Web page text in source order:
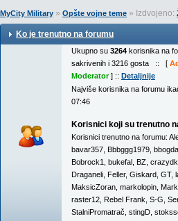
MyCity Military » Opšte vojne teme » Izdvojeno:
Ko je trenutno na forumu
Ukupno su 3264 korisnika na
sakrivenih i 3216 gosta :: [
Moderator] :: Detaljnije
Najviše korisnika na forumu
07:46
Korisnici koji su trenutno
Korisnici trenutno na forumu:
bavar357 Bbbggg1979
Bobrock1
bukefal BZ
Draganeli Feller, Giskard GT,
MaksicZoran markolopin
raster12 Rebel Frank S-G
StalniPromatrač stingD